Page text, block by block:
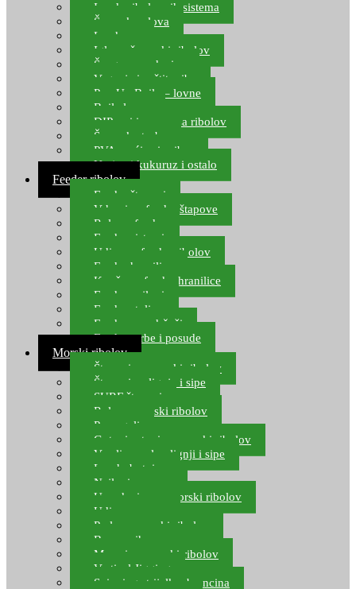
Izrada ribolovnih sistema
Šaranska olova
Leadcore
Igle za šaranski ribolov
Špage, upredenice
Vaganje i zaštita ribe
Pop Up Boile – lovne
Boile lovne
DIP-ovi i arome za ribolov
Šaranske torbe
PVA vrećice i pribor
Umjetni kukuruz i ostalo
Feeder ribolov
Feeder štapovi
Vrhovi za feeder štapove
Role za feeder
Feeder sistemi
Udice za feeder ribolov
Feeder hranilice
Kopče za feeder hranilice
Feeder najloni
Feeder stolice
Feeder arm držači
Feeder torbe i posude
Morski ribolov
Štapovi za morski ribolov
Štapovi za lignje i sipe
SURF štapovi
Role za morski ribolov
Parangali
Gotovi setovi za morski ribolov
Varalice za lov lignji i sipe
Lov hobotnice
Najloni za more
Upredenice za morski ribolov
Udice za more
Perle za morski ribolov
Brum prihrana za more
Mamci za morski ribolov
Vertical Jigging
Spinning strijelke, brancina